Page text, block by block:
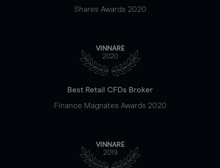
Shares Awards 2020
VINNARE
2020
Best Retail CFDs Broker
Finance Magnates Awards 2020
VINNARE
2019